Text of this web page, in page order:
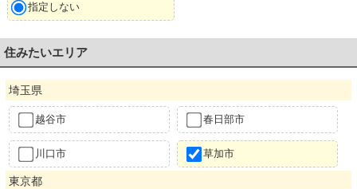
指定しない
住みたいエリア
埼玉県
越谷市 春日部市
川口市 草加市
東京都